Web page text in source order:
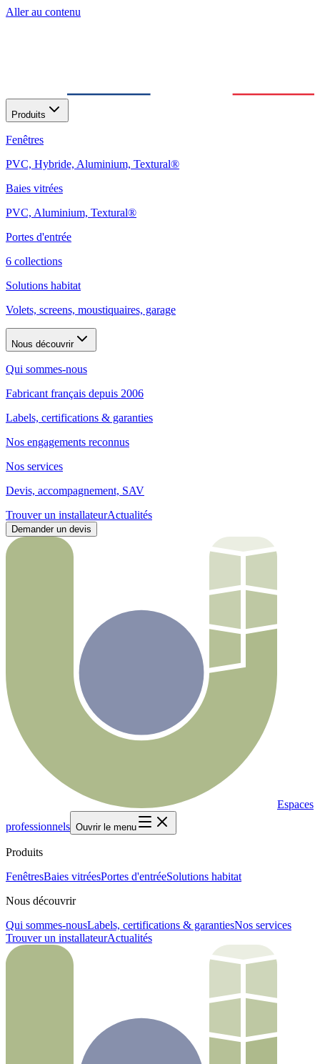
Aller au contenu
Produits
Fenêtres
PVC, Hybride, Aluminium, Textural®
Baies vitrées
PVC, Aluminium, Textural®
Portes d'entrée
6 collections
Solutions habitat
Volets, screens, moustiquaires, garage
Nous découvrir
Qui sommes-nous
Fabricant français depuis 2006
Labels, certifications & garanties
Nos engagements reconnus
Nos services
Devis, accompagnement, SAV
Trouver un installateurActualités
Demander un devis
Espaces
professionnels Ouvrir le menu
Produits
FenêtresBaies vitréesPortes d'entréeSolutions habitat
Nous découvrir
Qui sommes-nousLabels, certifications & garantiesNos services
Trouver un installateurActualités